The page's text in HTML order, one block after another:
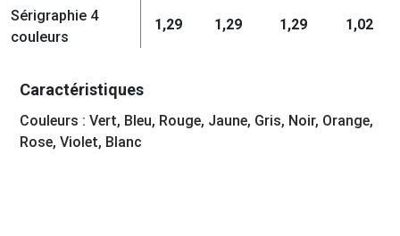
Sérigraphie 4
couleurs
1,29 1,29 1,29 1,02
Caractéristiques
Couleurs : Vert, Bleu, Rouge, Jaune, Gris, Noir, Orange,
Rose, Violet, Blanc